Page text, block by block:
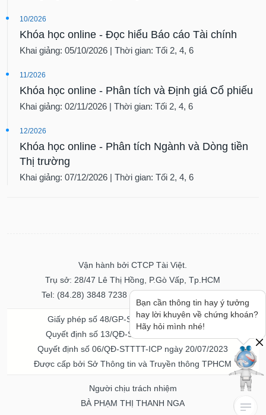
10/2026
Khóa học online - Đọc hiểu Báo cáo Tài chính
Khai giảng: 05/10/2026 | Thời gian: Tối 2, 4, 6
11/2026
Khóa học online - Phân tích và Định giá Cổ phiếu
Khai giảng: 02/11/2026 | Thời gian: Tối 2, 4, 6
12/2026
Khóa học online - Phân tích Ngành và Dòng tiền
Thị trường
Khai giảng: 07/12/2026 | Thời gian: Tối 2, 4, 6
Vận hành bởi CTCP Tài Việt.
Trụ sở: 28/47 Lê Thị Hồng, P.Gò Vấp, Tp.HCM
Tel: (84.28) 3848 7238 - Fax: (84.28) 3848 7237
Giấy phép số 48/GP-STTTT ngày 04/11/2016
Quyết định số 13/QĐ-STTTT ngày 02/11/2017
Quyết định số 06/QĐ-STTTT-ICP ngày 20/07/2023
Được cấp bởi Sở Thông tin và Truyền thông TPHCM
Người chịu trách nhiệm
BÀ PHẠM THỊ THANH NGA
Bạn cần thông tin hay ý tưởng
hay lời khuyên về chứng khoán?
Hãy hỏi mình nhé!